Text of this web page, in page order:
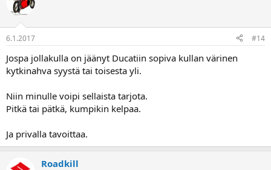
6.1.2017 #14
Jospa jollakulla on jäänyt Ducatiin sopiva kullan värinen
kytkinahva syystä tai toisesta yli.
Niin minulle voipi sellaista tarjota.
Pitkä tai pätkä, kumpikin kelpaa.
Ja privalla tavoittaa.
Roadkill